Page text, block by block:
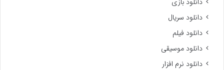
دانلود سریال
دانلود فیلم
دانلود موسیقی
دانلود نرم افزار